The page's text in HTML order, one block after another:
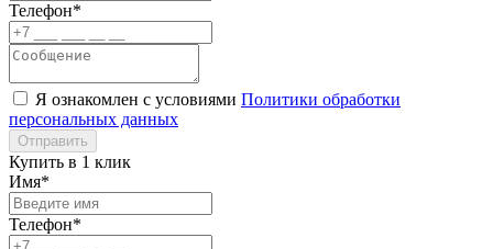
Телефон*
Я ознакомлен с условиями Политики обработки
персональных данных
Отправить
Купить в 1 клик
Имя*
Телефон*